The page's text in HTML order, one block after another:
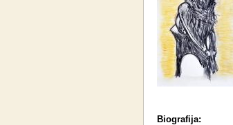
Biografija: